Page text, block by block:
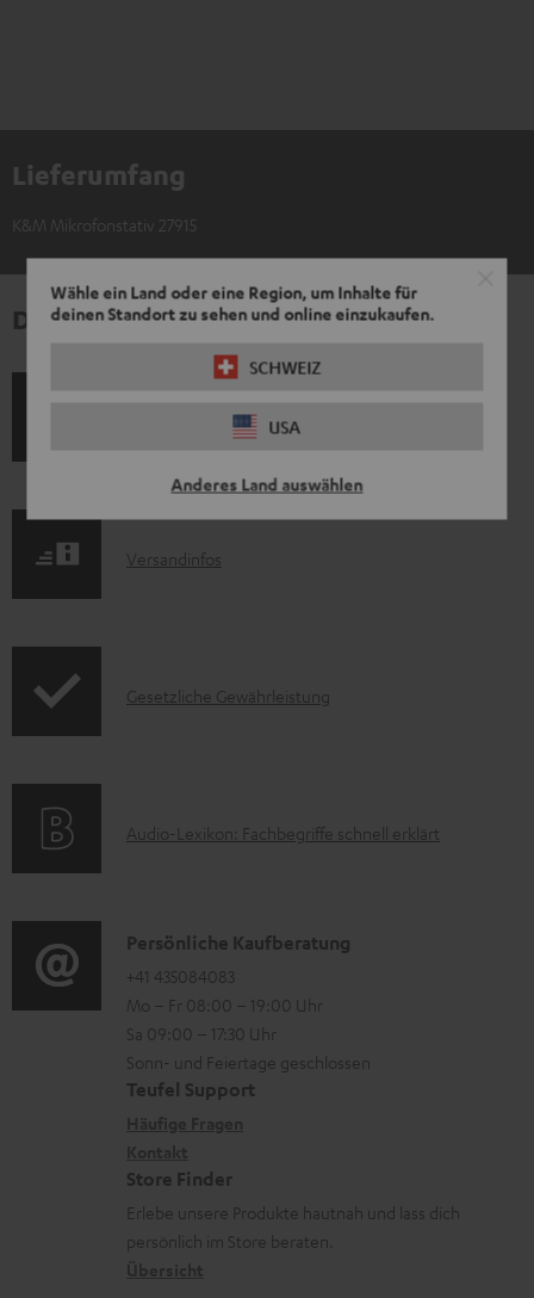
Wähle ein Land oder eine Region, um Inhalte für
deinen Standort zu sehen und online einzukaufen.
SCHWEIZ
USA
Anderes Land auswählen
Lieferumfang
K&M Mikrofonstativ 27915
Downloads und Service
d
u
A
Hilfe zu diesem Produkt
I
r
i
e
n
z
u
m
e
r
s
Versandinfos
I
r
t
i
o
n
e
u
r
Gesetzliche Gewährleistung
A
i
o
-
L
e
k
o
Audio-Lexikon: Fachbegriffe schnell erklärt
K
o
n
t
a
d
a
Persönliche Kaufberatung
+41 435084083
Mo – Fr 08:00 – 19:00 Uhr
Sa 09:00 – 17:30 Uhr
Sonn- und Feiertage geschlossen
Teufel Support
Store Finder
Erlebe unsere Produkte hautnah und lass dich
persönlich im Store beraten.